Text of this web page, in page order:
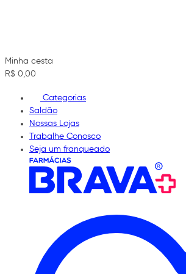
Minha cesta
R$ 0,00
Categorias
Saldão
Nossas Lojas
Trabalhe Conosco
Seja um franqueado